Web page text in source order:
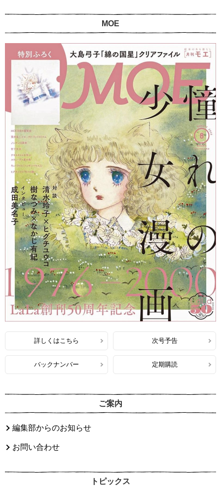
MOE
詳しくはこちら 次号予告
バックナンバー 定期購読
ご案内
編集部からのお知らせ
お問い合わせ
トピックス